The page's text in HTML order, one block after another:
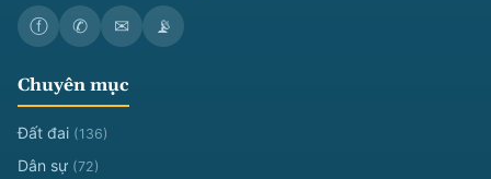
ⓕ ✆ ✉ 📡
Chuyên mục
Đất đai (136)
Dân sự (72)